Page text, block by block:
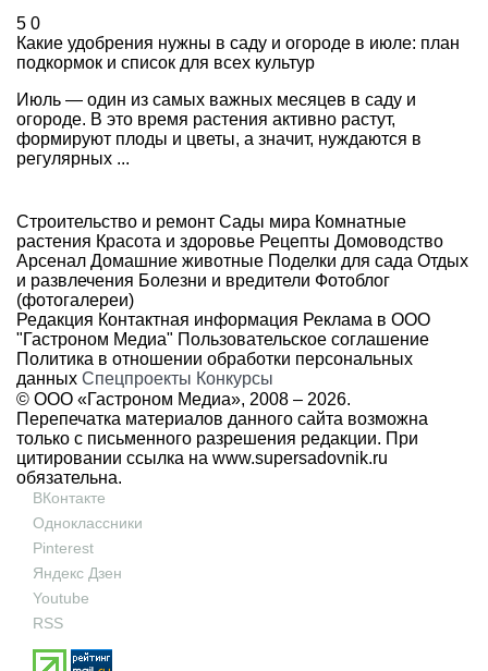
5 0
Какие удобрения нужны в саду и огороде в июле: план
подкормок и список для всех культур
Июль — один из самых важных месяцев в саду и
огороде. В это время растения активно растут,
формируют плоды и цветы, а значит, нуждаются в
регулярных ...
Строительство и ремонт Сады мира Комнатные
растения Красота и здоровье Рецепты Домоводство
Арсенал Домашние животные Поделки для сада Отдых
и развлечения Болезни и вредители Фотоблог
(фотогалереи)
Редакция Контактная информация Реклама в ООО
"Гастроном Медиа" Пользовательское соглашение
Политика в отношении обработки персональных
данных Спецпроекты Конкурсы
© ООО «Гастроном Медиа», 2008 – 2026.
Перепечатка материалов данного сайта возможна
только с письменного разрешения редакции. При
цитировании ссылка на www.supersadovnik.ru
обязательна.
ВКонтакте
Одноклассники
Pinterest
Яндекс Дзен
Youtube
RSS